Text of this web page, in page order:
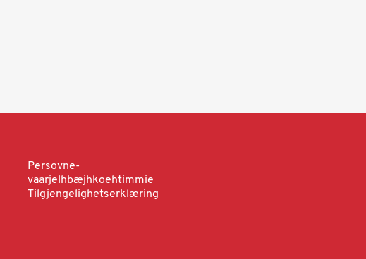
Persovne-
vaarjelhbæjhkoehtimmie
Tilgjengelighetserklæring